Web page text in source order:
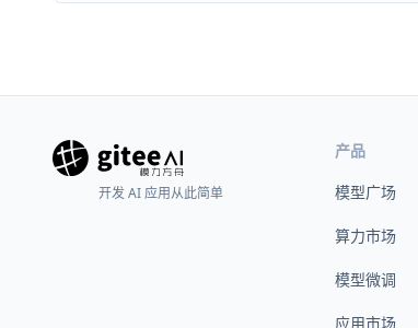
开发 AI 应用从此简单
产品
模型广场
算力市场
模型微调
应用市场